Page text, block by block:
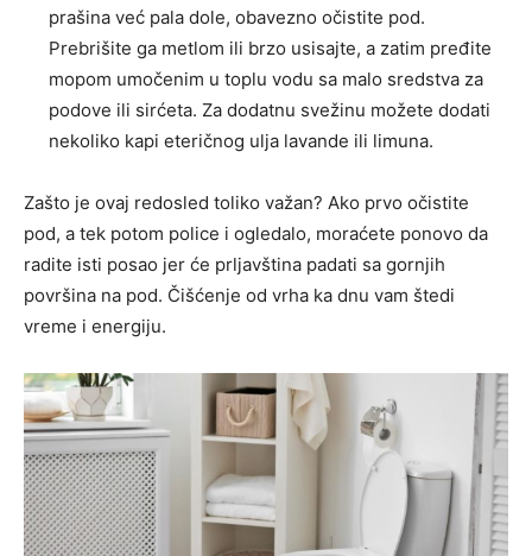
prašina već pala dole, obavezno očistite pod.
Prebrišite ga metlom ili brzo usisajte, a zatim pređite
mopom umočenim u toplu vodu sa malo sredstva za
podove ili sirćeta. Za dodatnu svežinu možete dodati
nekoliko kapi eteričnog ulja lavande ili limuna.
Zašto je ovaj redosled toliko važan? Ako prvo očistite
pod, a tek potom police i ogledalo, moraćete ponovo da
radite isti posao jer će prljavština padati sa gornjih
površina na pod. Čišćenje od vrha ka dnu vam štedi
vreme i energiju.